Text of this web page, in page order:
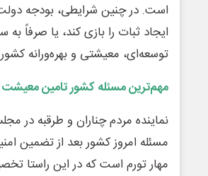
است. در چنین شرایطی، بودجه
ایجاد ثبات را بازی کند، یا صرفاً
توسعه‌ای، معیشتی و بهره‌ورانه
مهم‌ترین مسئله کشور تامین
نماینده مردم چناران و طرقبه
مسئله امروز کشور بعد از
مهار تورم است که در این راستا